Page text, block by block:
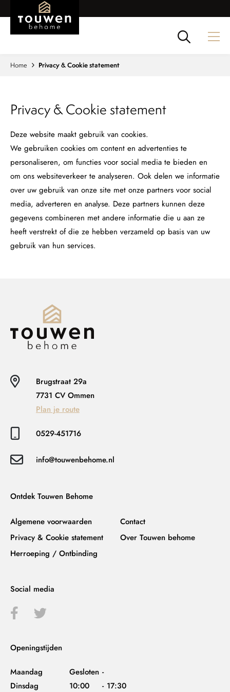
Naar hoofdinhoud
Zoeken
Home Privacy & Cookie statement
Privacy & Cookie statement
Deze website maakt gebruik van cookies.
We gebruiken cookies om content en advertenties te
personaliseren, om functies voor social media te bieden en
om ons websiteverkeer te analyseren. Ook delen we informatie
over uw gebruik van onze site met onze partners voor social
media, adverteren en analyse. Deze partners kunnen deze
gegevens combineren met andere informatie die u aan ze
heeft verstrekt of die ze hebben verzameld op basis van uw
gebruik van hun services.
Brugstraat 29a
7731 CV Ommen
Plan je route
0529-451716
info@touwenbehome.nl
Ontdek Touwen Behome
Algemene voorwaarden
Contact
Privacy & Cookie statement
Over Touwen behome
Herroeping / Ontbinding
Social media
Openingstijden
Maandag Gesloten -
Dinsdag
10:00 - 17:30